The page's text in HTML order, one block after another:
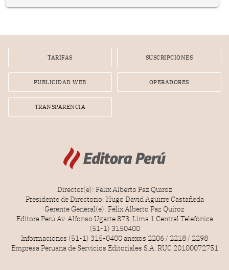
TARIFAS SUSCRIPCIONES
PUBLICIDAD WEB OPERADORES
TRANSPARENCIA
Director(e): Félix Alberto Paz Quiroz
Presidente de Directorio: Hugo David Aguirre Castañeda
Gerente General(e): Félix Alberto Paz Quiroz
Editora Perú Av. Alfonso Ugarte 873, Lima 1 Central Telefónica
(51-1) 3150400
Informaciones (51-1) 315-0400 anexos 2206 / 2218 / 2298
Empresa Peruana de Servicios Editoriales S.A. RUC 20100072751